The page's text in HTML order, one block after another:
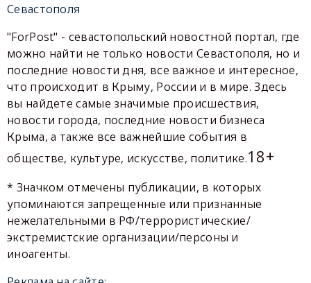
Севастополя
"ForPost" - севастопольский новостной портал, где
можно найти не только новости Севастополя, но и
последние новости дня, все важное и интересное,
что происходит в Крыму, России и в мире. Здесь
вы найдете самые значимые происшествия,
новости города, последние новости бизнеса
Крыма, а также все важнейшие события в
обществе, культуре, искусстве, политике.18+
* Значком отмечены публикации, в которых
упоминаются запрещенные или признанные
нежелательными в РФ/террористические/
экстремистские организации/персоны и
иноагенты.